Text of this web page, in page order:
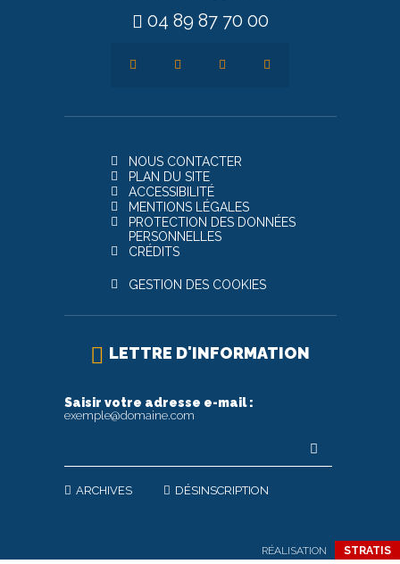
04 89 87 70 00
NOUS CONTACTER
PLAN DU SITE
ACCESSIBILITÉ
MENTIONS LÉGALES
PROTECTION DES DONNÉES
PERSONNELLES
CRÉDITS
GESTION DES COOKIES
LETTRE D'INFORMATION
Saisir votre adresse e-mail :
exemple@domaine.com
ARCHIVES DÉSINSCRIPTION
RÉALISATION STRATIS